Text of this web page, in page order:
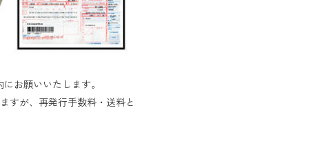
お願いいたします。
すが、再発行手数料・送料と